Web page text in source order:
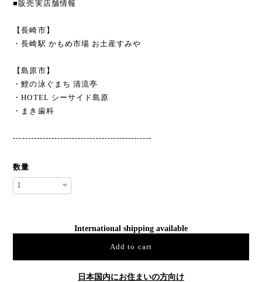
■販売実店舗情報
【長崎市】
・長崎駅 かもめ市場 お土産すみや
【島原市】
・鯉の泳ぐまち 清流亭
・HOTEL シーサイド島原
・まき歯科
-----------------------------------------------
数量
International shipping available
Add to cart
日本国内にお住まいの方向け